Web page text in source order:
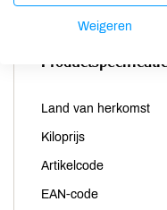
Land van herkomst
Kiloprijs
Artikelcode
EAN-code
Weigeren